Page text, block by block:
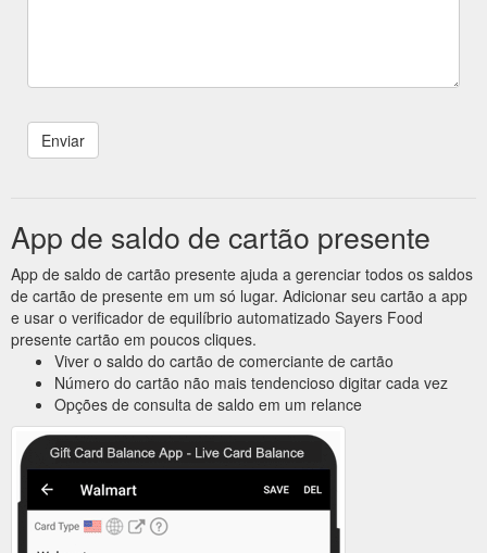
App de saldo de cartão presente
App de saldo de cartão presente ajuda a gerenciar todos os saldos
de cartão de presente em um só lugar. Adicionar seu cartão a app
e usar o verificador de equilíbrio automatizado Sayers Food
presente cartão em poucos cliques.
Viver o saldo do cartão de comerciante de cartão
Número do cartão não mais tendencioso digitar cada vez
Opções de consulta de saldo em um relance